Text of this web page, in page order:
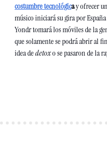
costumbre tecnológica y ofrecer
músico iniciará su gira por
Yondr tomará los móviles de la
que solamente se podrá abrir al
idea de detox o se pasaron de la